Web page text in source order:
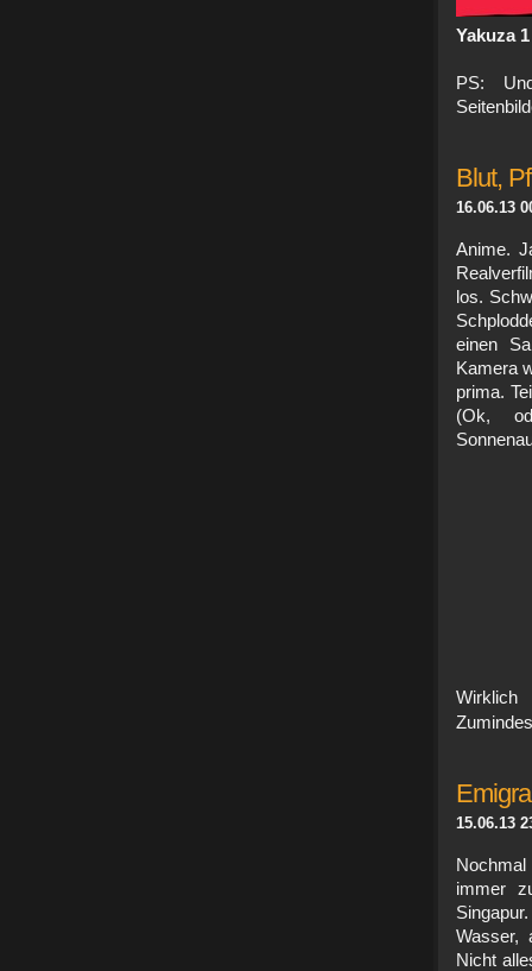
Yakuza
PS:
Blut,
16.06.13
Anime.
los.
einen
Kamera
prima.
(Ok,
15.06.13
immer
Wasser,
Nicht